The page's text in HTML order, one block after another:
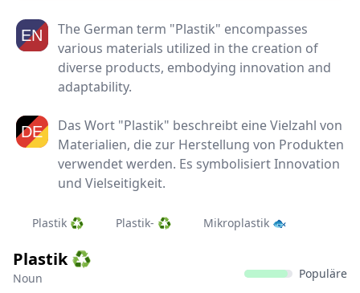
The German term "Plastik" encompasses
various materials utilized in the creation of
diverse products, embodying innovation and
adaptability.
Das Wort "Plastik" beschreibt eine Vielzahl von
Materialien, die zur Herstellung von Produkten
verwendet werden. Es symbolisiert Innovation
und Vielseitigkeit.
Plastik ♻️ Plastik- ♻️ Mikroplastik 🐟
Plastik ♻️
Noun Populäre